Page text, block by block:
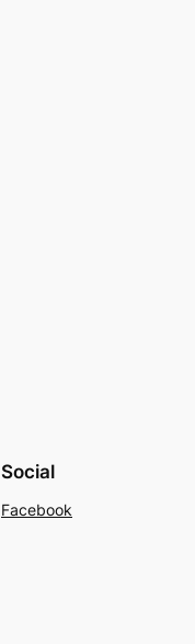
Social
Facebook